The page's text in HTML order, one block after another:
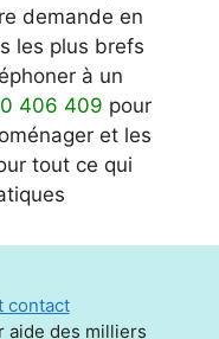
demande en
les plus brefs
à un
406 409 pour
et les
tout ce qui
contact
aide des milliers